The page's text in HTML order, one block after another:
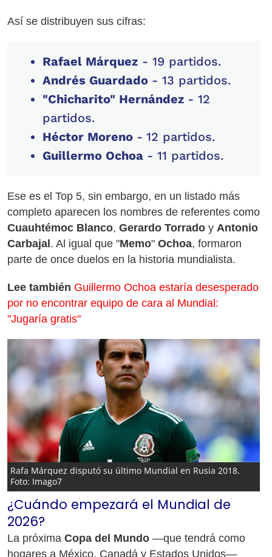
Así se distribuyen sus cifras:
Rafael Márquez - 19 partidos.
Andrés Guardado - 13 partidos.
"Chicharito" Hernández - 12
partidos.
Héctor Moreno - 12 partidos.
Guillermo Ochoa - 11 partidos.
Ese es el Top 5, sin embargo, en un listado más
completo aparecen los nombres de referentes como
Cuauhtémoc Blanco, Gerardo Torrado y Antonio
Carbajal . Al igual que "Memo" Ochoa, formaron
parte de once duelos en la historia mundialista.
Lee también Guillermo Ochoa estaría desesperado
por no encontrar equipo de cara al Mundial:
"Jugaría gratis"
Rafa Márquez disputó su último Mundial en Rusia 2018.
Foto: Imago7
¿Cuándo empezará el Mundial de
2026?
La próxima Copa del Mundo —que tendrá como
hogares a México, Canadá y Estados Unidos—